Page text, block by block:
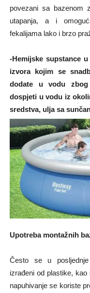
povezani sa bazenom
utapanja, a i
fekalijama lako i brzo
-Hemijske supstance
izvora kojim se
dodate u vodu zbog
dospjeti u vodu iz
sredstva, ulja sa
Upotreba montažnih
Često se u
izrađeni od plastike,
napuhivanje se koriste